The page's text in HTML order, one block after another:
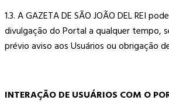
1.3. A GAZETA DE SÃO JOÃO DEL REI
divulgação do Portal a qualquer tempo,
prévio aviso aos Usuários ou obrigação
INTERAÇÃO DE USUÁRIOS COM O